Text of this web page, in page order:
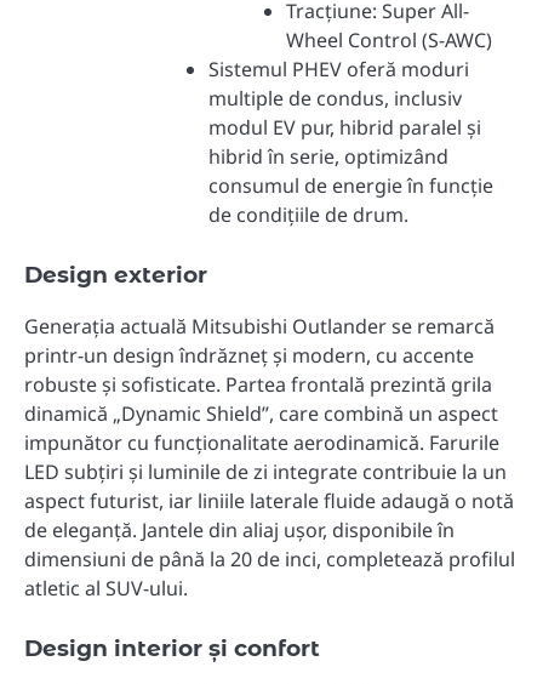
Tracțiune: Super All-
Wheel Control (S-AWC)
Sistemul PHEV oferă moduri
multiple de condus, inclusiv
modul EV pur, hibrid paralel și
hibrid în serie, optimizând
consumul de energie în funcție
de condițiile de drum.
Design exterior
Generația actuală Mitsubishi Outlander se remarcă
printr-un design îndrăzneț și modern, cu accente
robuste și sofisticate. Partea frontală prezintă grila
dinamică „Dynamic Shield”, care combină un aspect
impunător cu funcționalitate aerodinamică. Farurile
LED subțiri și luminile de zi integrate contribuie la un
aspect futurist, iar liniile laterale fluide adaugă o notă
de eleganță. Jantele din aliaj ușor, disponibile în
dimensiuni de până la 20 de inci, completează profilul
atletic al SUV-ului.
Design interior și confort